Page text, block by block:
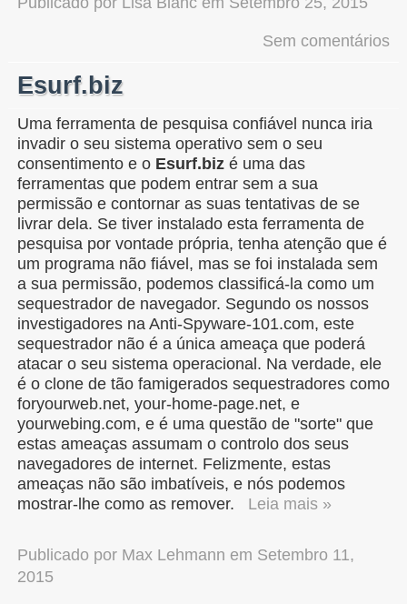
Sem comentários
Esurf.biz
Uma ferramenta de pesquisa confiável nunca iria
invadir o seu sistema operativo sem o seu
consentimento e o Esurf.biz é uma das
ferramentas que podem entrar sem a sua
permissão e contornar as suas tentativas de se
livrar dela. Se tiver instalado esta ferramenta de
pesquisa por vontade própria, tenha atenção que é
um programa não fiável, mas se foi instalada sem
a sua permissão, podemos classificá-la como um
sequestrador de navegador. Segundo os nossos
investigadores na Anti-Spyware-101.com, este
sequestrador não é a única ameaça que poderá
atacar o seu sistema operacional. Na verdade, ele
é o clone de tão famigerados sequestradores como
foryourweb.net, your-home-page.net, e
yourwebing.com, e é uma questão de "sorte" que
estas ameaças assumam o controlo dos seus
navegadores de internet. Felizmente, estas
ameaças não são imbatíveis, e nós podemos
mostrar-lhe como as remover.
Leia mais »
Publicado por Max Lehmann em Setembro 11,
2015